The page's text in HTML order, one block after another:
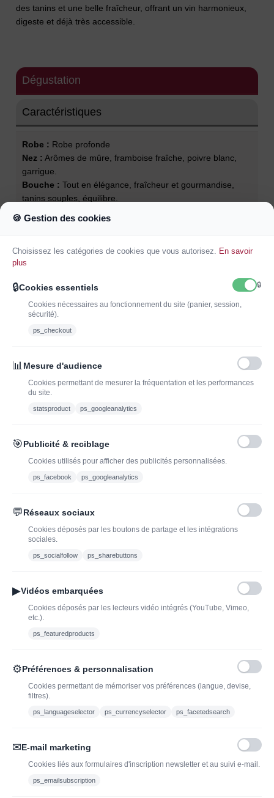
des tanins et une belle fraîcheur, offrant un vin harmonieux,
digeste et déjà très accessible.
Dégustation
Caractéristiques
Robe : Robe profonde
Nez : Arômes de mûre, framboise fraîche, poivre blanc,
garrigue.
Bouche : Tout en élégance, fraîcheur et gourmandise,
tanins souples, équilibre.
Température de service :15°C
Accords mets et vins : Gibier, Viande rouge.
J'ADOPTEUNVIN
J'ai lu et j'accepte les conditions générales de vente
Offres du moment
Bouteilles d'exception
à découvrir| J’adopte un
vin
bouteille de champagne,
Caviste en ligne pour l’adoption de vin, champagne,
contact@jadopteunvin.fr
🍪 Gestion des cookies
Choisissez les catégories de cookies que vous autorisez. En savoir
plus
🔒Cookies essentiels 🔒
Cookies nécessaires au fonctionnement du site (panier, session,
sécurité).
ps_checkout
📊 Mesure d'audience
Cookies permettant de mesurer la fréquentation et les performances
du site.
statsproduct ps_googleanalytics
🎯Publicité & reciblage
Cookies utilisés pour afficher des publicités personnalisées.
ps_facebook ps_googleanalytics
💬Réseaux sociaux
Cookies déposés par les boutons de partage et les intégrations
sociales.
ps_socialfollow ps_sharebuttons
▶Vidéos embarquées
Cookies déposés par les lecteurs vidéo intégrés (YouTube, Vimeo,
etc.).
ps_featuredproducts
⚙Préférences & personnalisation
Cookies permettant de mémoriser vos préférences (langue, devise,
filtres).
ps_languageselector ps_currencyselector ps_facetedsearch
✉E-mail marketing
Cookies liés aux formulaires d'inscription newsletter et au suivi e-mail.
ps_emailsubscription